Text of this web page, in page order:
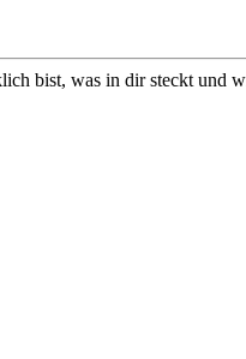
bist, was in dir steckt und